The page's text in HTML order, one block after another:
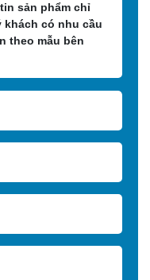
sản phẩm chỉ
khách có nhu cầu
theo mẫu bên